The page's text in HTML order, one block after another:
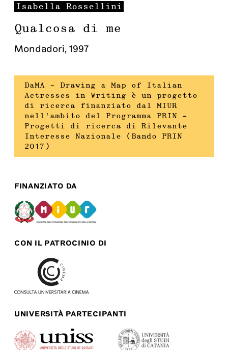
Isabella Rossellini
Qualcosa di me
Mondadori, 1997
DaMA – Drawing a Map of Italian
Actresses in Writing è un progetto
di ricerca finanziato dal MIUR
nell’ambito del Programma PRIN –
Progetti di ricerca di Rilevante
Interesse Nazionale (Bando PRIN
2017)
FINANZIATO DA
CON IL PATROCINIO DI
UNIVERSITÀ PARTECIPANTI